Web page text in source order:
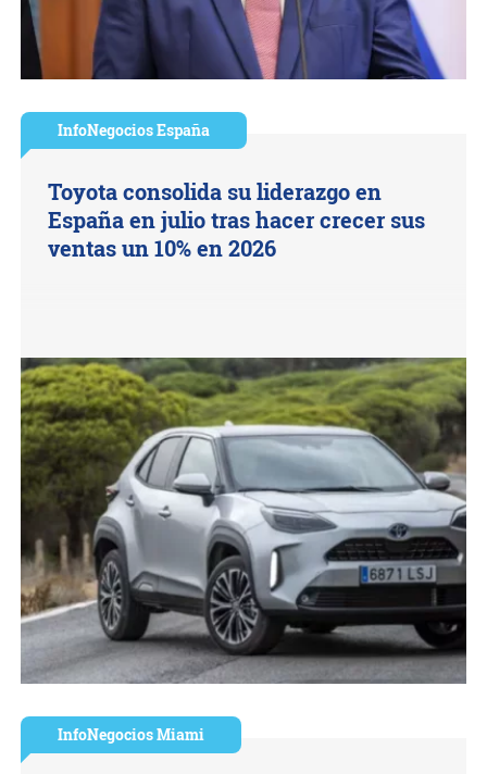
InfoNegocios España
Toyota consolida su liderazgo en
España en julio tras hacer crecer sus
ventas un 10% en 2026
InfoNegocios Miami